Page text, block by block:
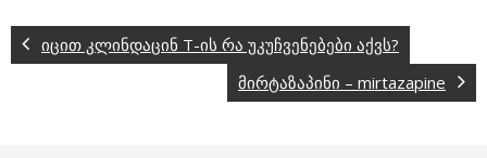
იცით კლინდაცინ T-ის რა უკუჩვენებები აქვს?
მირტაზაპინი – mirtazapine